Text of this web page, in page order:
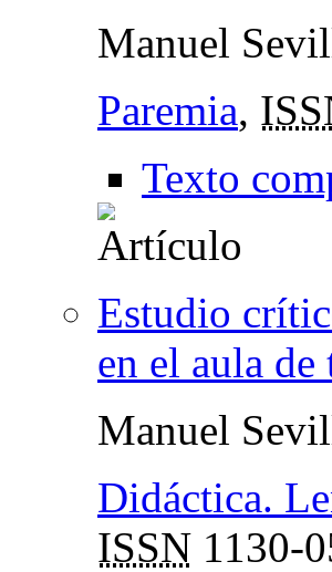
Manuel
Paremia,
Texto
Estudio
en el aula
Manuel
Didáctica.
ISSN 1130-